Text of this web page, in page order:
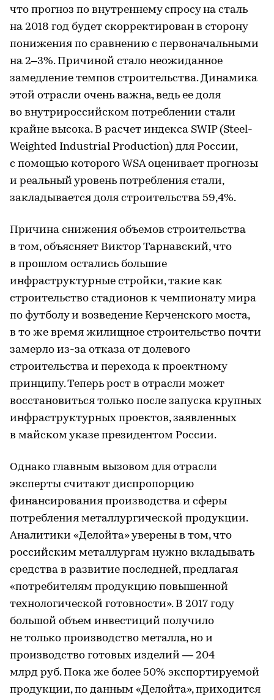
что прогноз по внутреннему спросу на сталь
на 2018 год будет скорректирован в сторону
понижения по сравнению с первоначальными
на 2–3%. Причиной стало неожиданное
замедление темпов строительства. Динамика
этой отрасли очень важна, ведь ее доля
во внутрироссийском потреблении стали
крайне высока. В расчет индекса SWIP (Steel-
Weighted Industrial Production) для России,
с помощью которого WSA оценивает прогнозы
и реальный уровень потребления стали,
закладывается доля строительства 59,4%.
Причина снижения объемов строительства
в том, объясняет Виктор Тарнавский, что
в прошлом остались большие
инфраструктурные стройки, такие как
строительство стадионов к чемпионату мира
по футболу и возведение Керченского моста,
в то же время жилищное строительство почти
замерло из-за отказа от долевого
строительства и перехода к проектному
принципу. Теперь рост в отрасли может
восстановиться только после запуска крупных
инфраструктурных проектов, заявленных
в майском указе президентом России.
Однако главным вызовом для отрасли
эксперты считают диспропорцию
финансирования производства и сферы
потребления металлургической продукции.
Аналитики «Делойта» уверены в том, что
российским металлургам нужно вкладывать
средства в развитие последней, предлагая
«потребителям продукцию повышенной
технологической готовности». В 2017 году
большой объем инвестиций получило
не только производство металла, но и
производство готовых изделий — 204
млрд руб. Пока же более 50% экспортируемой
продукции, по данным «Делойта», приходится